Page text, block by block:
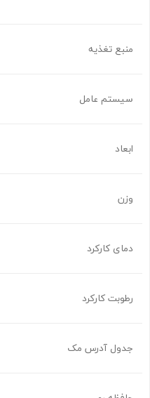
منبع تغذیه
سیستم عامل
ابعاد
وزن
دمای کارکرد
رطوبت کارکرد
جدول آدرس مک